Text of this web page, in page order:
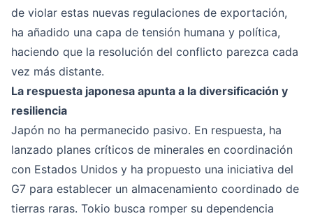
de violar estas nuevas regulaciones de exportación,
ha añadido una capa de tensión humana y política,
haciendo que la resolución del conflicto parezca cada
vez más distante.
La respuesta japonesa apunta a la diversificación y
resiliencia
Japón no ha permanecido pasivo. En respuesta, ha
lanzado planes críticos de minerales en coordinación
con Estados Unidos y ha propuesto una iniciativa del
G7 para establecer un almacenamiento coordinado de
tierras raras. Tokio busca romper su dependencia